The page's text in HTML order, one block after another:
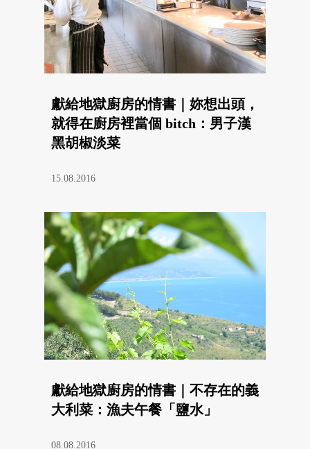
獻給地獄廚房的情書｜妳想出頭，
就得在廚房裡當個 bitch：男子漢
黑胡椒淡菜
15.08.2016
獻給地獄廚房的情書｜不存在的義
大利菜：漁夫午餐「鹽水」
08.08.2016